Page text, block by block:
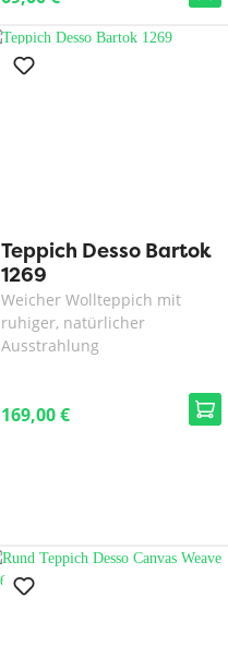
Teppich Desso Bartok
1269
Weicher Wollteppich mit
ruhiger, natürlicher
Ausstrahlung
169,00 €